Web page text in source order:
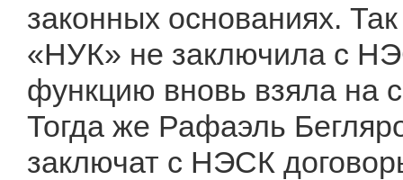
законных основаниях.
«НУК» не заключила с
функцию вновь взяла на
Тогда же Рафаэль
заключат с НЭСК